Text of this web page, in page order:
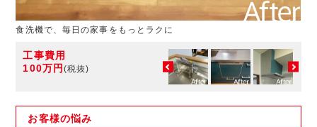
食洗機で、毎日の家事をもっとラクに
工事費用
100万円 (税抜)
お客様の悩み